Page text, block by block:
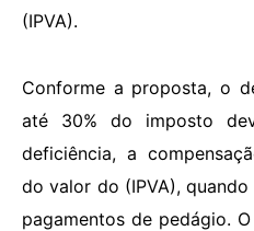
(IPVA).
Conforme a proposta, o
até 30% do imposto
deficiência, a
do valor do (IPVA),
pagamentos de pedágio.